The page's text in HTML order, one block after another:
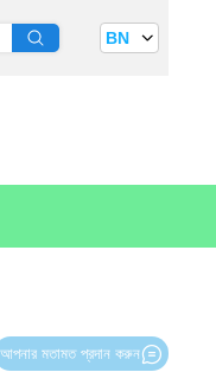
BN
আপনার মতামত প্রদান করুন